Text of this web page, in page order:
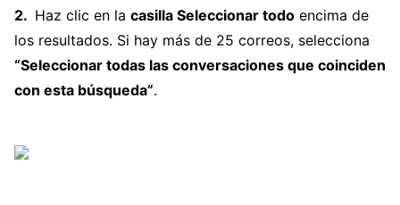
Haz clic en la casilla Seleccionar todo encima de
los resultados. Si hay más de 25 correos, selecciona
“Seleccionar todas las conversaciones que coinciden
con esta búsqueda”.